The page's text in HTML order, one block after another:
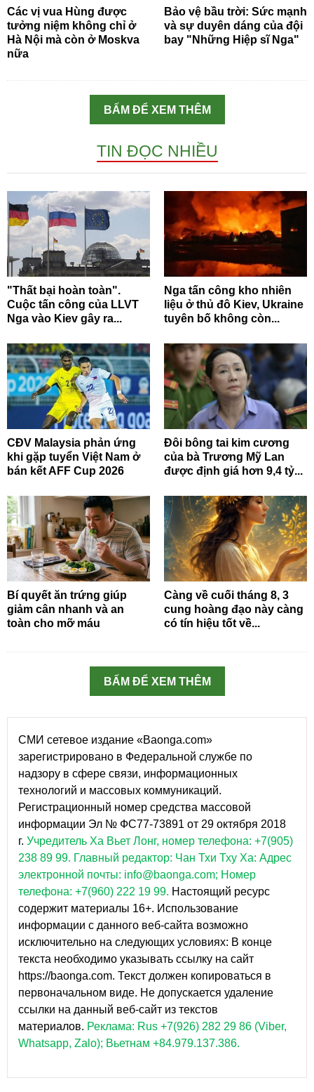
Các vị vua Hùng được
tưởng niệm không chỉ ở
Hà Nội mà còn ở Moskva
nữa
Bảo vệ bầu trời: Sức mạnh
và sự duyên dáng của đội
bay "Những Hiệp sĩ Nga"
BẤM ĐỂ XEM THÊM
TIN ĐỌC NHIỀU
"Thất bại hoàn toàn".
Cuộc tấn công của LLVT
Nga vào Kiev gây ra...
Nga tấn công kho nhiên
liệu ở thủ đô Kiev, Ukraine
tuyên bố không còn...
CĐV Malaysia phản ứng
khi gặp tuyển Việt Nam ở
bán kết AFF Cup 2026
Đôi bông tai kim cương
của bà Trương Mỹ Lan
được định giá hơn 9,4 tỷ...
Bí quyết ăn trứng giúp
giảm cân nhanh và an
toàn cho mỡ máu
Càng về cuối tháng 8, 3
cung hoàng đạo này càng
có tín hiệu tốt về...
BẤM ĐỂ XEM THÊM
СМИ сетевое издание «Baonga.com»
зарегистрировано в Федеральной службе по
надзору в сфере связи, информационных
технологий и массовых коммуникаций.
Регистрационный номер средства массовой
информации Эл № ФС77-73891 от 29 октября 2018
г. Учредитель Ха Вьет Лонг, номер телефона: +7(905)
238 89 99. Главный редактор: Чан Тхи Тху Ха: Адрес
электронной почты: info@baonga.com; Номер
телефона: +7(960) 222 19 99. Настоящий ресурс
содержит материалы 16+. Использование
информации с данного веб-сайта возможно
исключительно на следующих условиях: В конце
текста необходимо указывать ссылку на сайт
https://baonga.com. Текст должен копироваться в
первоначальном виде. Не допускается удаление
ссылки на данный веб-сайт из текстов
материалов. Реклама: Rus +7(926) 282 29 86 (Viber,
Whatsapp, Zalo); Вьетнам +84.979.137.386.